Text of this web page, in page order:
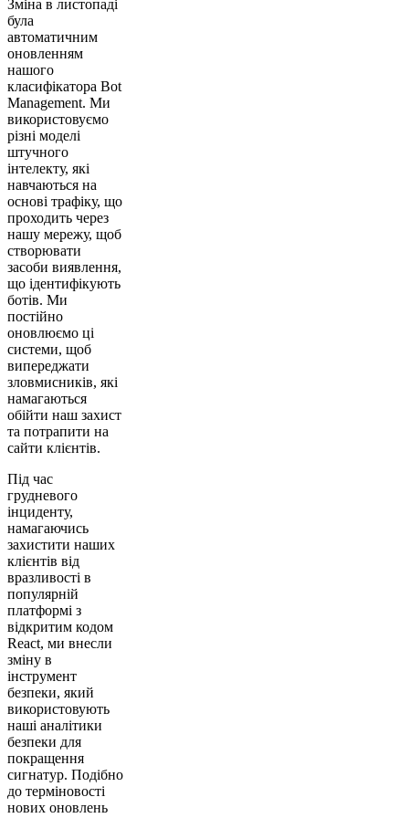
Зміна в листопаді
була
автоматичним
оновленням
нашого
класифікатора Bot
Management. Ми
використовуємо
різні моделі
штучного
інтелекту, які
навчаються на
основі трафіку, що
проходить через
нашу мережу, щоб
створювати
засоби виявлення,
що ідентифікують
ботів. Ми
постійно
оновлюємо ці
системи, щоб
випереджати
зловмисників, які
намагаються
обійти наш захист
та потрапити на
сайти клієнтів.
Під час
грудневого
інциденту,
намагаючись
захистити наших
клієнтів від
вразливості в
популярній
платформі з
відкритим кодом
React, ми внесли
зміну в
інструмент
безпеки, який
використовують
наші аналітики
безпеки для
покращення
сигнатур. Подібно
до терміновості
нових оновлень